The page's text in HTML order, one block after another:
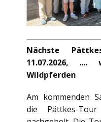
Nächste
11.07.2026,
Wildpferden
Am kommenden
die Pättkes-